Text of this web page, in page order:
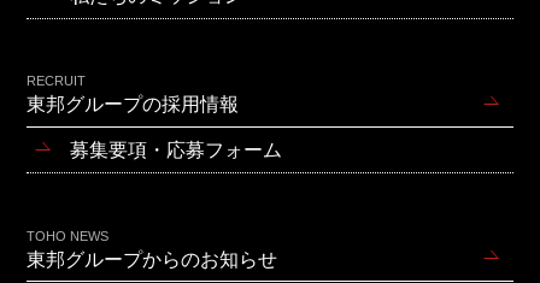
RECRUIT
東邦グループの採用情報
募集要項・応募フォーム
TOHO NEWS
東邦グループからのお知らせ